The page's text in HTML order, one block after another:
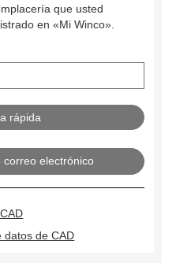
que usted
en «Mi Winco».
correo electrónico
datos de CAD